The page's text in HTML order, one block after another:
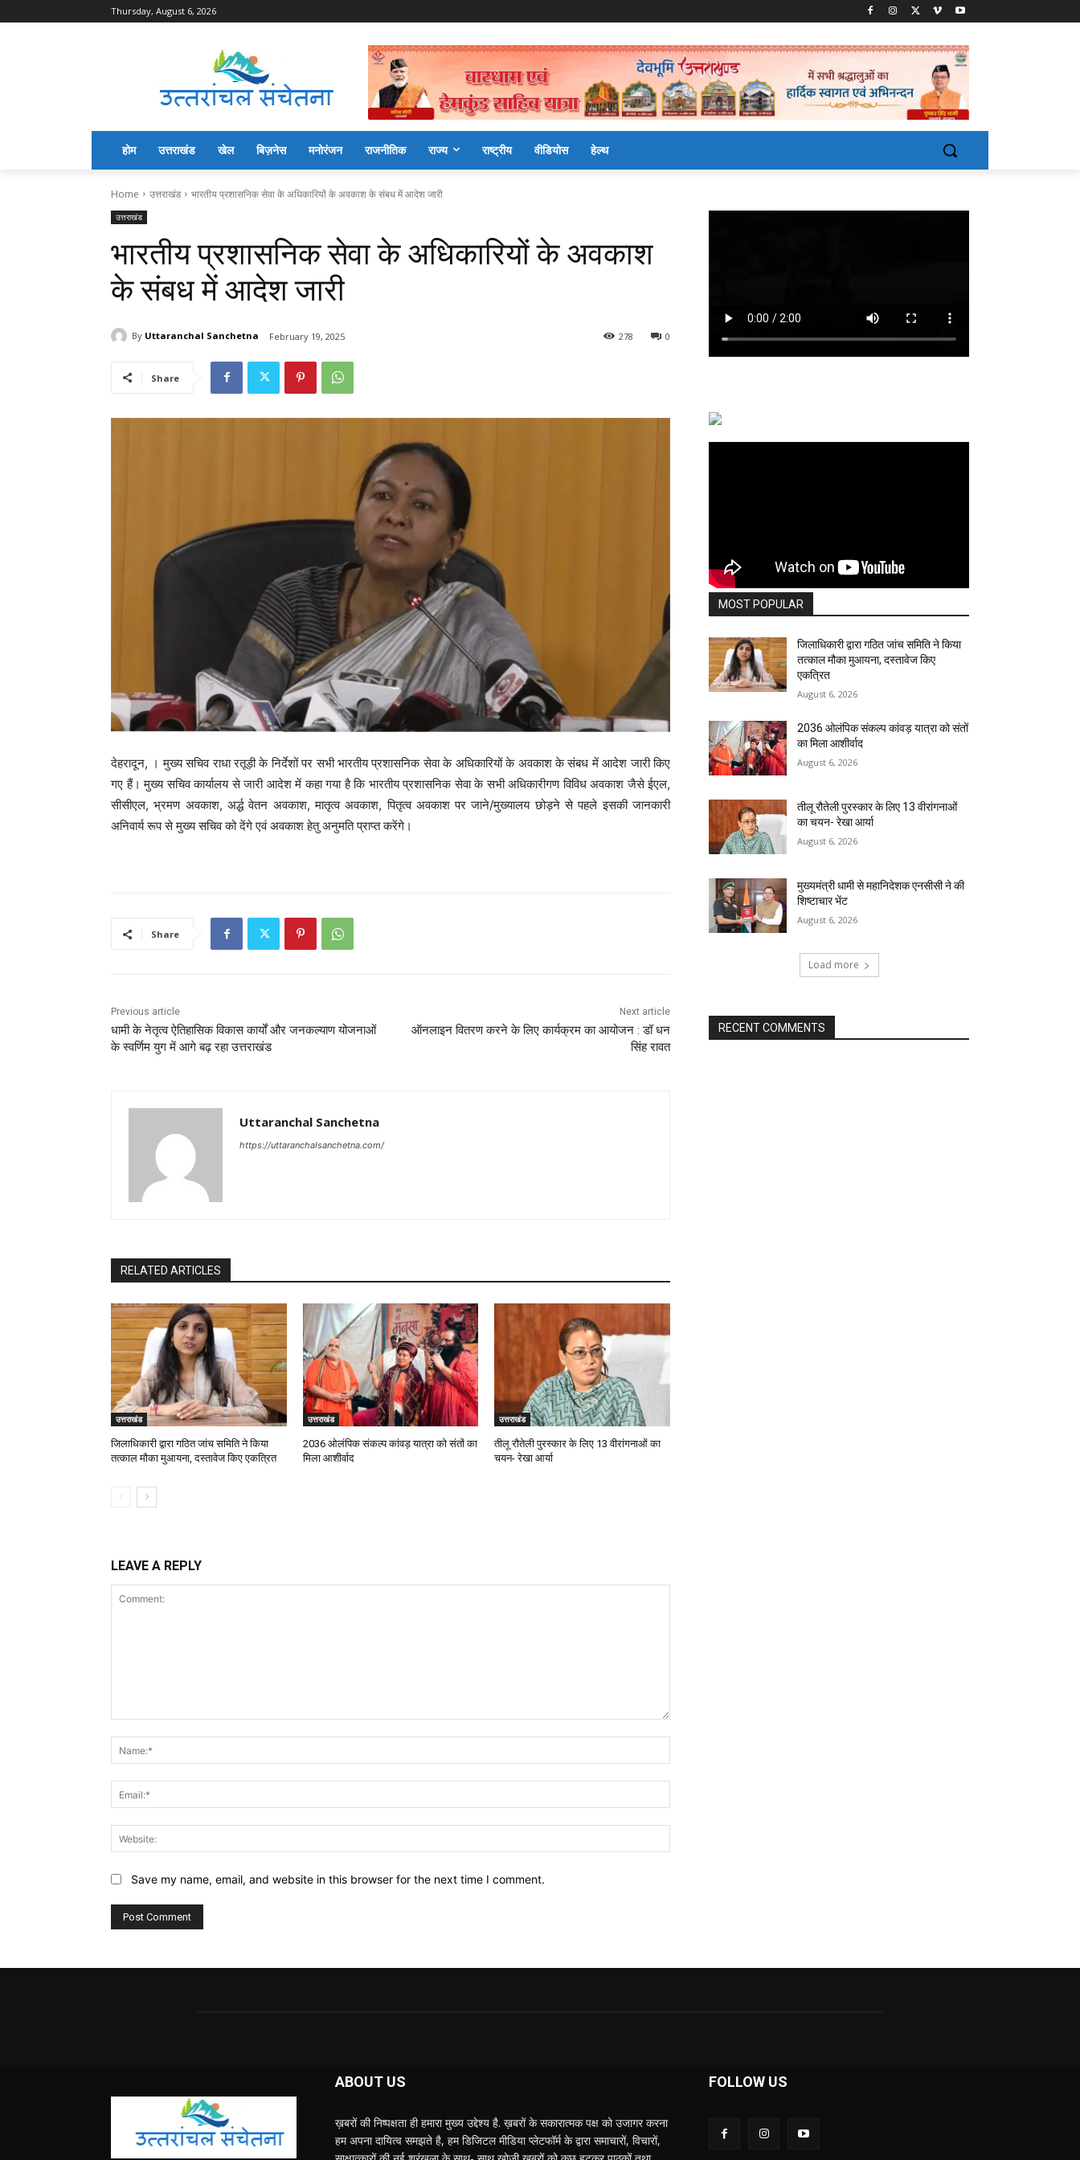
Thursday, August 6, 2026
होम उत्तराखंड खेल बिज़नेस मनोरंजन राजनीतिक राज्य राष्ट्रीय वीडियोस हेल्थ
Home उत्तराखंड भारतीय प्रशासनिक सेवा के अधिकारियों के अवकाश के संबध में आदेश जारी
उत्तराखंड
भारतीय प्रशासनिक सेवा के अधिकारियों के अवकाश
के संबध में आदेश जारी
By Uttaranchal Sanchetna February 19, 2025 0
278
Share
देहरादून, । मुख्य सचिव राधा रतूड़ी के निर्देशों पर सभी भारतीय प्रशासनिक सेवा के अधिकारियों के अवकाश के संबध में आदेश जारी किए
गए हैं। मुख्य सचिव कार्यालय से जारी आदेश में कहा गया है कि भारतीय प्रशासनिक सेवा के सभी अधिकारीगण विविध अवकाश जैसे ईएल,
सीसीएल, भ्रमण अवकाश, अर्द्ध वेतन अवकाश, मातृत्व अवकाश, पितृत्व अवकाश पर जाने/मुख्यालय छोड़ने से पहले इसकी जानकारी
अनिवार्य रूप से मुख्य सचिव को देंगे एवं अवकाश हेतु अनुमति प्राप्त करेंगे।
Share
Previous article
धामी के नेतृत्व ऐतिहासिक विकास कार्यों और जनकल्याण योजनाओं
के स्वर्णिम युग में आगे बढ़ रहा उत्तराखंड
Next article
ऑनलाइन वितरण करने के लिए कार्यक्रम का आयोजन : डॉ धन
सिंह रावत
Uttaranchal Sanchetna
https://uttaranchalsanchetna.com/
RELATED ARTICLES
उत्तराखंड
जिलाधिकारी द्वारा गठित जांच समिति ने किया
तत्काल मौका मुआयना, दस्तावेज किए एकत्रित
उत्तराखंड
2036 ओलंपिक संकल्प कांवड़ यात्रा को संतों का
मिला आशीर्वाद
उत्तराखंड
तीलू रौतेली पुरस्कार के लिए 13 वीरांगनाओं का
चयन- रेखा आर्या
LEAVE A REPLY
Save my name, email, and website in this browser for the next time I comment.
MOST POPULAR
जिलाधिकारी द्वारा गठित जांच समिति ने किया
तत्काल मौका मुआयना, दस्तावेज किए
एकत्रित
August 6, 2026
2036 ओलंपिक संकल्प कांवड़ यात्रा को संतों
का मिला आशीर्वाद
August 6, 2026
तीलू रौतेली पुरस्कार के लिए 13 वीरांगनाओं
का चयन- रेखा आर्या
August 6, 2026
मुख्यमंत्री धामी से महानिदेशक एनसीसी ने की
शिष्टाचार भेंट
August 6, 2026
Load more
RECENT COMMENTS
ABOUT US
ख़बरों की निष्पक्षता ही हमारा मुख्य उद्देश्य है. ख़बरों के सकारात्मक पक्ष को उजागर करना
हम अपना दायित्व समझते है, हम डिजिटल मीडिया प्लेटफॉर्म के द्वारा समाचारों, विचारों,
FOLLOW US